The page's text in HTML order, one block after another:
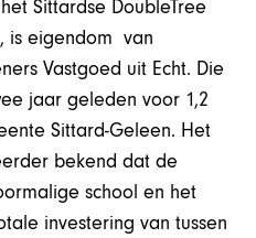
Sittardse DoubleTree
is eigendom van
Vastgoed uit Echt. Die
jaar geleden voor 1,2
Sittard-Geleen. Het
bekend dat de
school en het
investering van tussen